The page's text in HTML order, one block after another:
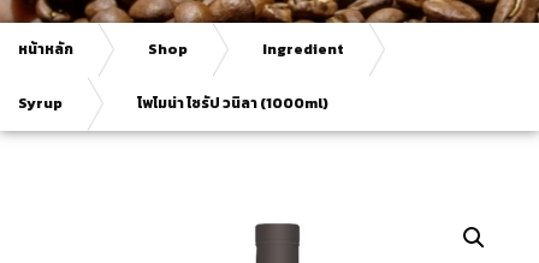
หน้าหลัก Shop Ingredient
Syrup โพโมน่า ไซรัป วนิลา (1000ml)